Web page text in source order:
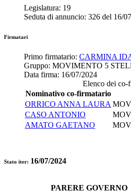
Legislatura: 19
Seduta di annuncio: 326 del 16/
Firmatari
Primo firmatario: CARMINA
Gruppo: MOVIMENTO 5
Data firma: 16/07/2024
Elenco dei co-
Nominativo co-firmatario
ORRICO ANNA LAURA
CASO ANTONIO
AMATO GAETANO
Stato iter: 16/07/2024
PARERE GOVERNO